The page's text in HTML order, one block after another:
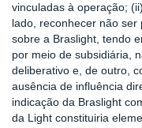
vinculadas à operação;
lado, reconhecer não
sobre a Braslight, tendo
por meio de subsidiária,
deliberativo e, de outro,
ausência de influência
indicação da Braslight
da Light constituiria